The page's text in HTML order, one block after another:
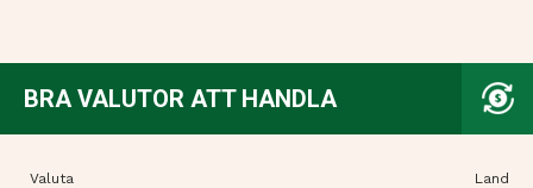
BRA VALUTOR ATT HANDLA
Valuta Land